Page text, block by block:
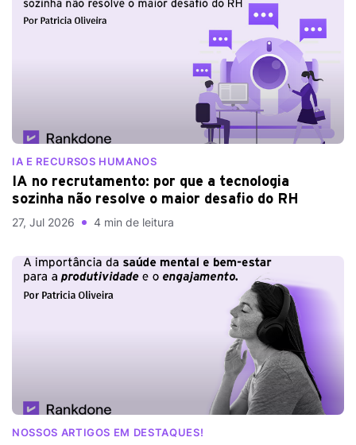
IA E RECURSOS HUMANOS
IA no recrutamento: por que a tecnologia
sozinha não resolve o maior desafio do RH
27, Jul 2026 4 min de leitura
NOSSOS ARTIGOS EM DESTAQUES!